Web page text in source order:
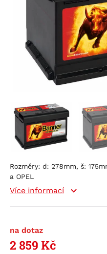
Rozměry: d: 278mm, š:
a OPEL
Více informací
na dotaz
2 859Kč